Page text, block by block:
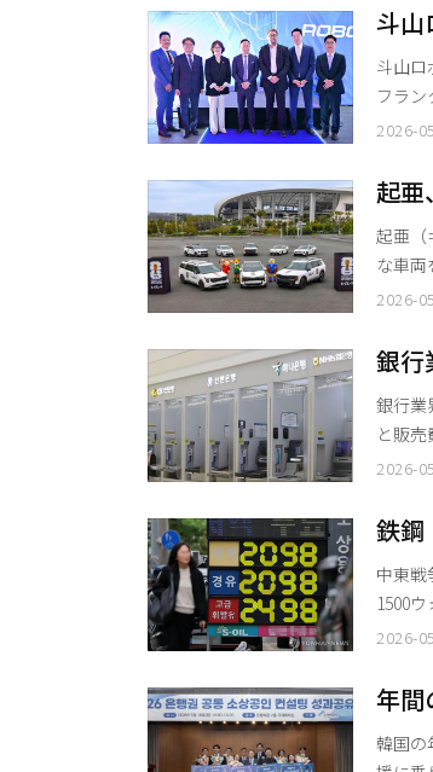
離路
斗山
を拡
斗山ロ
フランクフルトへ
州支社
ティク
ション
2026-
起
パー
起亜（
な車両を供給する。 起亜は20
た。６
ト、ス
する
2026-
銀行
価証
銀行業
と販売費
表した
ン）減少した。 一般銀行の純利益は4
た。市
2026-
鉄鋼
中東戦
1500ウ
界によ
を突破
東戦
上
2026-
年間
業者
韓国の